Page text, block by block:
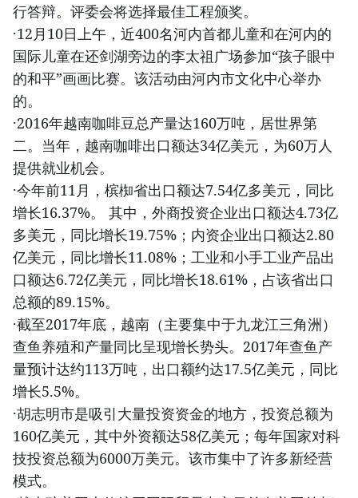
行答辩。评委会将选择最佳工程颁奖。
·12月10日上午，近400名河内首都儿童和在河内的
国际儿童在还剑湖旁边的李太祖广场参加“孩子眼中
的和平”画画比赛。该活动由河内市文化中心举办
的。
·2016年越南咖啡豆总产量达160万吨，居世界第
二。当年，越南咖啡出口额达34亿美元，为60万人
提供就业机会。
·今年前11月，槟椥省出口额达7.54亿多美元，同比
增长16.37%。 其中，外商投资企业出口额达4.73亿
多美元，同比增长19.75%；内资企业出口额达2.80
亿美元，同比增长11.08%；工业和小手工业产品出
口额达6.72亿美元，同比增长18.61%，占该省出口
总额的89.15%。
·截至2017年底，越南（主要集中于九龙江三角洲）
查鱼养殖和产量同比呈现增长势头。2017年查鱼产
量预计达约113万吨，出口额约达17.5亿美元，同比
增长5.5%。
·胡志明市是吸引大量投资资金的地方，投资总额为
160亿美元，其中外资额达58亿美元；每年国家对科
技投资总额为6000万美元。该市集中了许多新经营
模式。